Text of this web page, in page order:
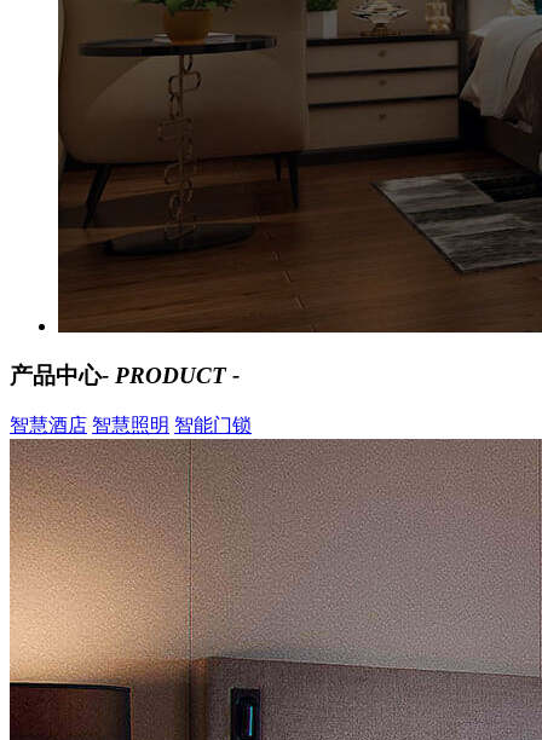
产品中心- PRODUCT -
智慧酒店 智慧照明 智能门锁